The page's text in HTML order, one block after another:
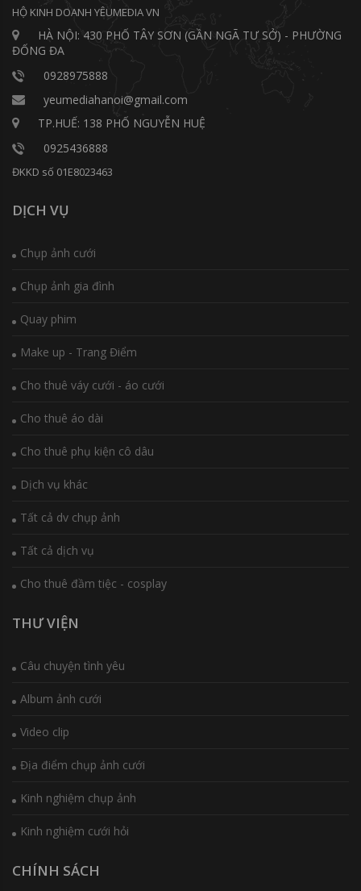
HỘ KINH DOANH YÊUMEDIA VN
HÀ NỘI: 430 PHỐ TÂY SƠN (GẦN NGÃ TƯ SỞ) - PHƯỜNG
ĐỐNG ĐA
0928975888
yeumediahanoi@gmail.com
TP.HUẾ: 138 PHỐ NGUYỄN HUỆ
0925436888
ĐKKD số 01E8023463
DỊCH VỤ
Chụp ảnh cưới
Chụp ảnh gia đình
Quay phim
Make up - Trang Điểm
Cho thuê váy cưới - áo cưới
Cho thuê áo dài
Cho thuê phụ kiện cô dâu
Dịch vụ khác
Tất cả dv chụp ảnh
Tất cả dịch vụ
Cho thuê đầm tiệc - cosplay
THƯ VIỆN
Câu chuyện tình yêu
Album ảnh cưới
Video clip
Địa điểm chụp ảnh cưới
Kinh nghiệm chụp ảnh
Kinh nghiệm cưới hỏi
CHÍNH SÁCH